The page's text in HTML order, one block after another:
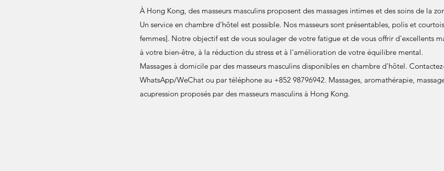
À Hong Kong, des masseurs masculins proposent des massages intimes et des soins de la
Un service en chambre d'hôtel est possible. Nos masseurs sont présentables, polis et
femmes]. Notre objectif est de vous soulager de votre fatigue et de vous offrir d'excellents
à votre bien-être, à la réduction du stress et à l'amélioration de votre équilibre mental.
Massages à domicile par des masseurs masculins disponibles en chambre d'hôtel.
WhatsApp/WeChat ou par téléphone au +852 98796942. Massages, aromathérapie,
acupression proposés par des masseurs masculins à Hong Kong.